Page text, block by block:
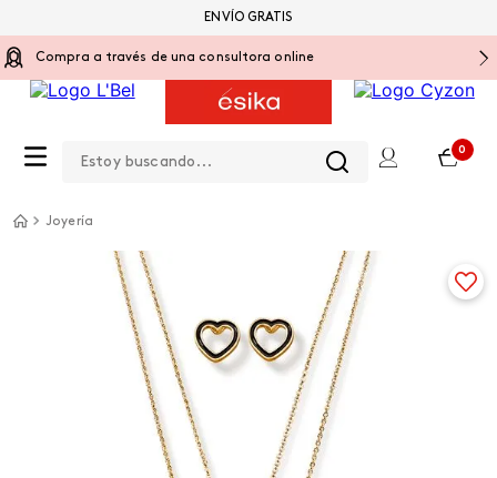
Compra a través de una consultora online
0
ENVÍO GRATIS
Joyería